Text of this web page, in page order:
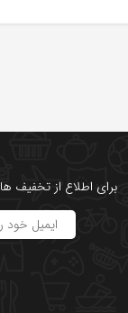
برای اطلاع از تخفیف